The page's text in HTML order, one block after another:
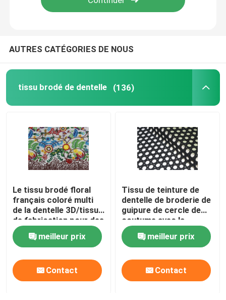
AUTRES CATÉGORIES DE NOUS
tissu brodé de dentelle (136)
Le tissu brodé floral
français coloré multi
de la dentelle 3D/tissu
de fabrication pour des
filles s'habillent
meilleur prix
Contact
Tissu de teinture de
dentelle de broderie de
guipure de cercle de
coutume avec la
stabilité de couleur vive
meilleur prix
Contact